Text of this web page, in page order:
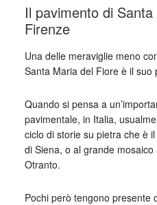
Il pavimento di
Firenze
Una delle meraviglie meno
Santa Maria del Fiore è il suo
Quando si pensa a
pavimentale, in Italia,
ciclo di storie su pietra che è
di Siena, o al grande
Otranto.
Pochi però tengono presente